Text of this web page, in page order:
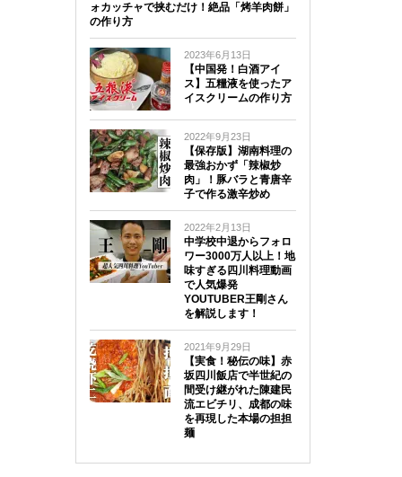
ォカッチャで挟むだけ！絶品「烤羊肉餅」
の作り方
2023年6月13日
【中国発！白酒アイ
ス】五糧液を使ったア
イスクリームの作り方
2022年9月23日
【保存版】湖南料理の
最強おかず「辣椒炒
肉」！豚バラと青唐辛
子で作る激辛炒め
2022年2月13日
中学校中退からフォロ
ワー3000万人以上！地
味すぎる四川料理動画
で人気爆発
YOUTUBER王剛さん
を解説します！
2021年9月29日
【実食！秘伝の味】赤
坂四川飯店で半世紀の
間受け継がれた陳建民
流エビチリ、成都の味
を再現した本場の担担
麺